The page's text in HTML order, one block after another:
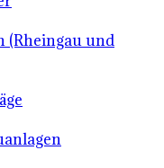
(Rheingau und